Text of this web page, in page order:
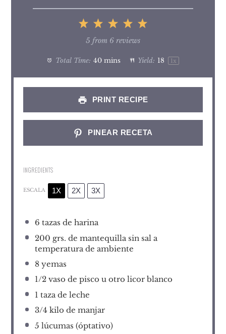
5
4
Stars
3
Stars
2
Stars
1
Star
5 from 6 reviews
Total Time: 40 mins Yield: 18 1 x
PRINT RECIPE
PINEAR RECETA
INGREDIENTS
ESCALA 1X 2X 3X
6 tazas de harina
200 grs. de mantequilla sin sal a
temperatura de ambiente
8yemas
1/2vaso de pisco u otro licor blanco
1 taza de leche
3/4 kilo de manjar
5 lúcumas (óptativo)